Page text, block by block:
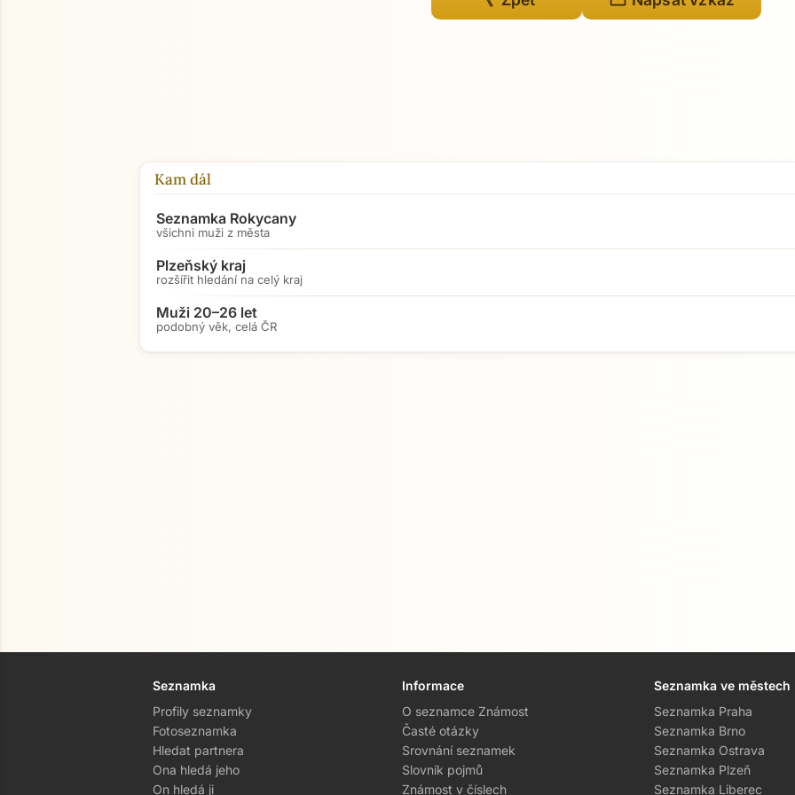
Kam dál
Seznamka Rokycany
všichni muži z města
Plzeňský kraj
rozšířit hledání na celý kraj
Muži 20–26 let
podobný věk, celá ČR
Seznamka
Profily seznamky
Fotoseznamka
Hledat partnera
Ona hledá jeho
On hledá ji
Informace
O seznamce Známost
Časté otázky
Srovnání seznamek
Slovník pojmů
Známost v číslech
Seznamka ve městech
Seznamka Praha
Seznamka Brno
Seznamka Ostrava
Seznamka Plzeň
Seznamka Liberec